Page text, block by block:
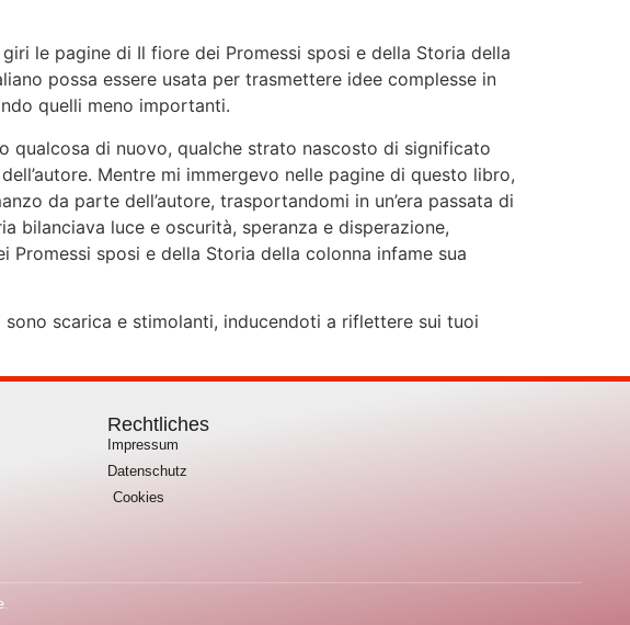
le pagine di Il fiore dei Promessi sposi e della Storia della
possa essere usata per trasmettere idee complesse in
quelli meno importanti.
qualcosa di nuovo, qualche strato nascosto di significato
Mentre mi immergevo nelle pagine di questo libro,
da parte dell’autore, trasportandomi in un’era passata di
bilanciava luce e oscurità, speranza e disperazione,
sposi e della Storia della colonna infame sua
scarica e stimolanti, inducendoti a riflettere sui tuoi
Rechtliches
Impressum
Datenschutz
Cookies